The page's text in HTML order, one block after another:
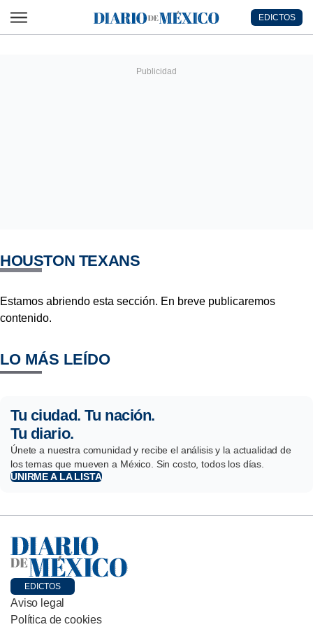
Diario de México
EDICTOS
HOUSTON TEXANS
Estamos abriendo esta sección. En breve publicaremos
contenido.
LO MÁS LEÍDO
Tu ciudad. Tu nación.
Tu diario.
Únete a nuestra comunidad y recibe el análisis y la actualidad de
los temas que mueven a México. Sin costo, todos los días.
UNIRME A LA LISTA
EDICTOS
Aviso legal
Política de cookies